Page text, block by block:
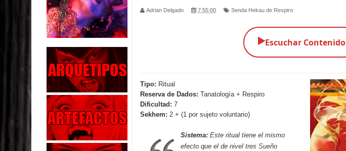
Parte 02: Los Muertos Gobiernan a los Vivos
Parte 01: Escondido a Plena Luz
Parte 02: El Enemigo de mi Enemigo
Parte 06: Coletazos
Parte 05: Los Horrores del Infierno
Parte 04: Oídos Sordos
Parte 03: La Traición
Adrian Delgado 7:55:00 Senda Hekau de Respiro
▶️Escuchar Contenido
Tipo: Ritual
Reserva de Dados: Tanatología + Respiro
Dificultad: 7
Sekhem: 2 + (1 por sujeto voluntario)
Sistema: Este ritual tiene el mismo
efecto que el de nivel tres Sueño